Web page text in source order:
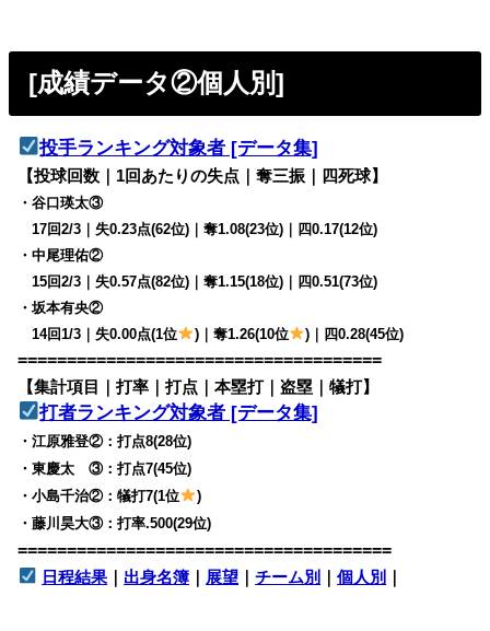
[成績データ②個人別]
投手ランキング対象者 [データ集]
【投球回数｜1回あたりの失点｜奪三振｜四死球】
・谷口瑛太③
17回2/3｜失0.23点(62位)｜奪1.08(23位)｜四0.17(12位)
・中尾理佑②
15回2/3｜失0.57点(82位)｜奪1.15(18位)｜四0.51(73位)
・坂本有央②
14回1/3｜失0.00点(1位
)｜奪1.26(10位 )｜四0.28(45位)
=====================================
【集計項目｜打率｜打点｜本塁打｜盗塁｜犠打】
打者ランキング対象者 [データ集]
・江原雅登②：打点8(28位)
・東慶太 ③：打点7(45位)
・小島千治②：犠打7(1位
)
・藤川昊大③：打率.500(29位)
======================================
日程結果 ｜ 出身名簿 ｜ 展望 ｜チーム別 ｜個人別 ｜